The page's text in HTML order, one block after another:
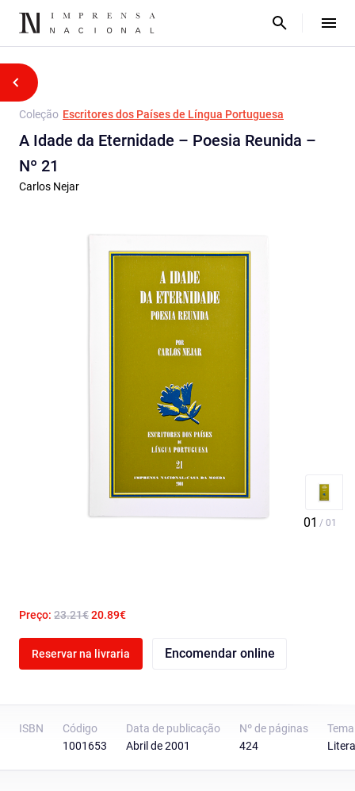
Coleção Escritores dos Países de Língua Portuguesa
A Idade da Eternidade – Poesia Reunida –
Nº 21
Carlos Nejar
Preço: 23.21€20.89€
Reservar na livraria Encomendar online
ISBN
Código
1001653
Data de publicação
Abril de 2001
Nº de páginas
424
Tema